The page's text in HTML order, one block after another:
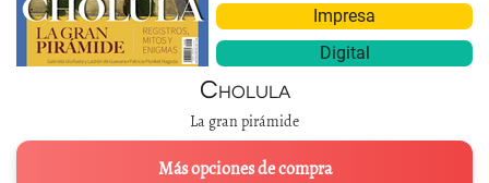
Impresa
Digital
Cholula
La gran pirámide
Más opciones de compra